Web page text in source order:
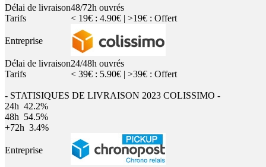
Délai de livraison48/72h ouvrés
Tarifs
< 19€ : 4.90€ | >19€ : Offert
Entreprise
Délai de livraison24/48h ouvrés
Tarifs
< 39€ : 5.90€ | >39€ : Offert
- STATISIQUES DE LIVRAISON 2023 COLISSIMO -
24h 42.2%
48h 54.5%
+72h 3.4%
Entreprise